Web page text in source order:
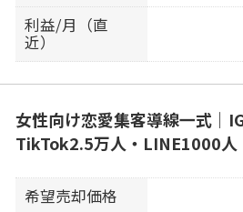
利益/月（直
近）
女性向け恋愛集客導線一式｜
TikTok2.5万人・LINE1000
希望売却価格